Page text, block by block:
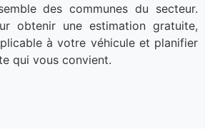
des communes du secteur.
obtenir une estimation gratuite,
à votre véhicule et planifier
qui vous convient.